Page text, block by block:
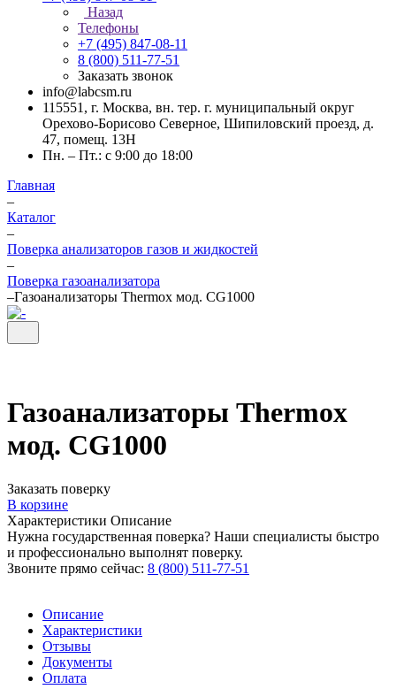
Назад
Телефоны
+7 (495) 847-08-11
8 (800) 511-77-51
Заказать звонок
info@labcsm.ru
115551, г. Москва, вн. тер. г. муниципальный округ
Орехово-Борисово Северное, Шипиловский проезд, д.
47, помещ. 13Н
Пн. – Пт.: с 9:00 до 18:00
Главная
–
Каталог
–
Поверка анализаторов газов и жидкостей
–
Поверка газоанализатора
–Газоанализаторы Thermox мод. CG1000
Газоанализаторы Thermox
мод. CG1000
Заказать поверку
В корзине
Характеристики Описание
Нужна государственная поверка? Наши специалисты быстро
и профессионально выполнят поверку.
Звоните прямо сейчас: 8 (800) 511-77-51
Описание
Характеристики
Отзывы
Документы
Оплата